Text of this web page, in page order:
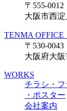
〒555-0012
大阪市西
TENMA OFFICE
〒530-0043
大阪府大
WORKS
チラシ・
・ポスター
会社案内